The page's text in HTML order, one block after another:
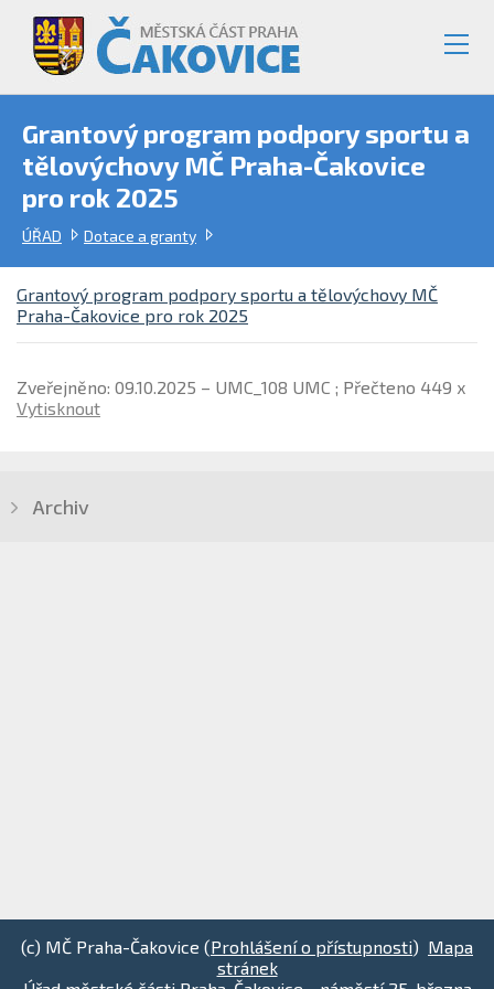
Grantový program podpory sportu a
tělovýchovy MČ Praha-Čakovice
pro rok 2025
ÚŘAD Dotace a granty
Grantový program podpory sportu a tělovýchovy MČ
Praha-Čakovice pro rok 2025
Zveřejněno: 09.10.2025 – UMC_108 UMC ; Přečteno 449 x
Vytisknout
Archiv
(c) MČ Praha-Čakovice (Prohlášení o přístupnosti) Mapa
stránek